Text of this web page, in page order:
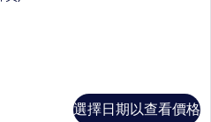
選擇日期以查看價格